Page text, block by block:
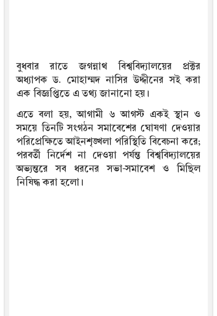
বুধবার রাতে জগন্নাথ বিশ্ববিদ্যালয়ের প্রক্টর
অধ্যাপক ড. মোহাম্মদ নাসির উদ্দীনের সই করা
এক বিজ্ঞপ্তিতে এ তথ্য জানানো হয়।
এতে বলা হয়, আগামী ৬ আগস্ট একই স্থান ও
সময়ে তিনটি সংগঠন সমাবেশের ঘোষণা দেওয়ার
পরিপ্রেক্ষিতে আইনশৃঙ্খলা পরিস্থিতি বিবেচনা করে;
পরবর্তী নির্দেশ না দেওয়া পর্যন্ত বিশ্ববিদ্যালয়ের
অভ্যন্তরে সব ধরনের সভা-সমাবেশ ও মিছিল
নিষিদ্ধ করা হলো।